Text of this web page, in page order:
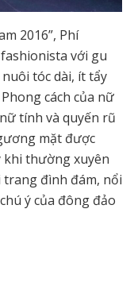
2016”, Phí
với gu
nuôi tóc dài, ít tẩy
cách của nữ
tính và quyến rũ
mặt được
khi thường xuyên
đình đám, nổi
ý của đông đảo